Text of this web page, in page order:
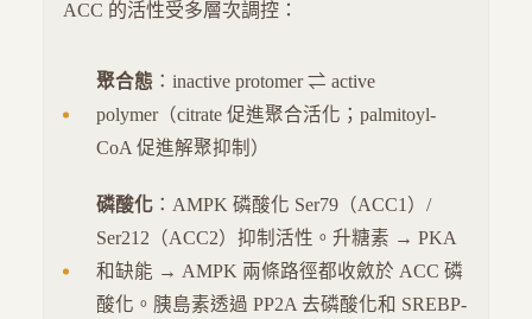
ACC 的活性受多層次調控：
聚合態 ：inactive protomer ⇌ active
polymer（citrate 促進聚合活化；palmitoyl-
CoA 促進解聚抑制）
磷酸化 ：AMPK 磷酸化 Ser79（ACC1）/
Ser212（ACC2）抑制活性。升糖素 → PKA
和缺能 → AMPK 兩條路徑都收斂於 ACC 磷
酸化。胰島素透過 PP2A 去磷酸化和 SREBP-